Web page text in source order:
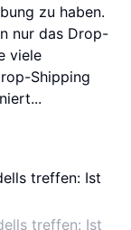
zu haben.
nur das Drop-
viele
Shipping
treffen: Ist